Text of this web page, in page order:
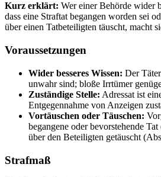
Kurz erklärt: Wer einer Behörde wider
dass eine Straftat begangen worden sei
über einen Tatbeteiligten täuscht, macht
Voraussetzungen
Wider besseres Wissen: Der
unwahr sind; bloße Irrtümer
Zuständige Stelle: Adressat ist
Entgegennahme von Anzeigen
Vortäuschen oder Täuschen:
begangene oder bevorstehende
über den Beteiligten getäuscht
Strafmaß